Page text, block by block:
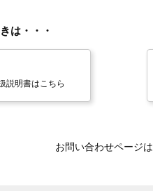
は・・・
説明書はこちら
お問い合わせページは